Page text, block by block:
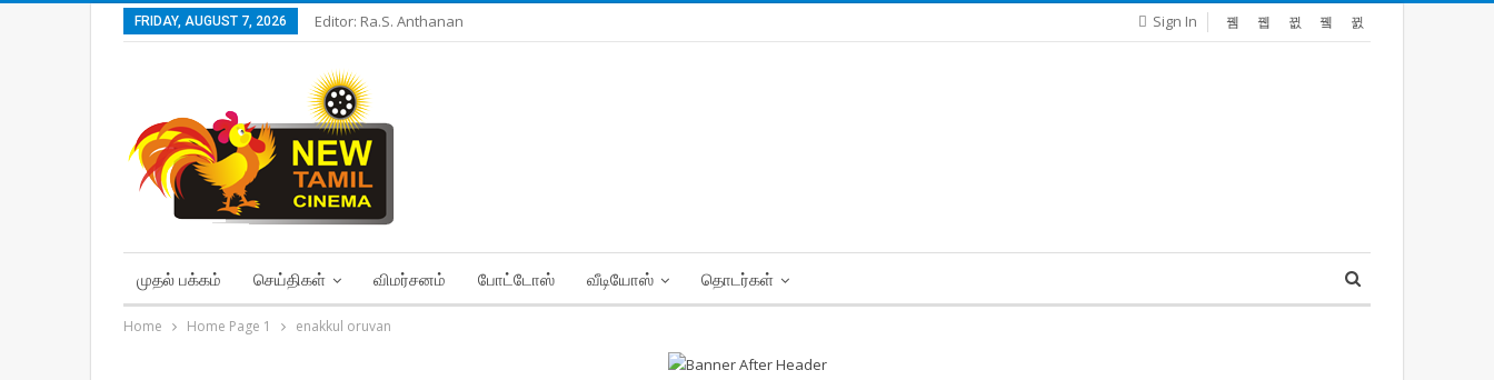
Sign In
FRIDAY, AUGUST 7, 2026 Editor: Ra.S. Anthanan
முதல் பக்கம் செய்திகள் விமர்சனம் போட்டோஸ் வீடியோஸ் தொடர்கள்
Home Home Page 1 enakkul oruvan